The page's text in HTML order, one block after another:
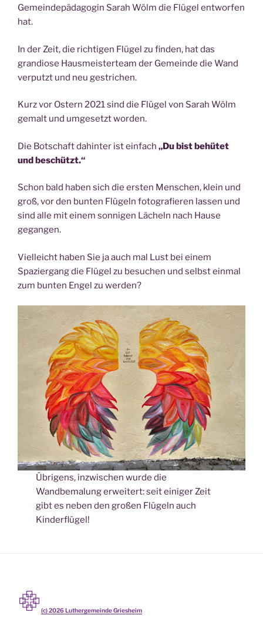
Gemeindepädagogin Sarah Wölm die Flügel entworfen
hat.
In der Zeit, die richtigen Flügel zu finden, hat das
grandiose Hausmeisterteam der Gemeinde die Wand
verputzt und neu gestrichen.
Kurz vor Ostern 2021 sind die Flügel von Sarah Wölm
gemalt und umgesetzt worden.
Die Botschaft dahinter ist einfach „Du bist behütet
und beschützt.“
Schon bald haben sich die ersten Menschen, klein und
groß, vor den bunten Flügeln fotografieren lassen und
sind alle mit einem sonnigen Lächeln nach Hause
gegangen.
Vielleicht haben Sie ja auch mal Lust bei einem
Spaziergang die Flügel zu besuchen und selbst einmal
zum bunten Engel zu werden?
Übrigens, inzwischen wurde die
Wandbemalung erweitert: seit einiger Zeit
gibt es neben den großen Flügeln auch
Kinderflügel!
(c)2026Luthergemeinde Griesheim